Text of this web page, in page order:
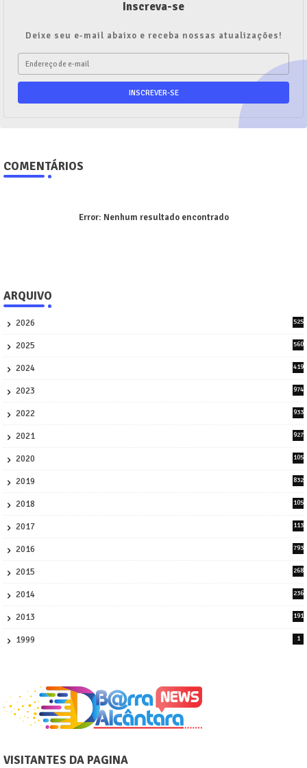
Inscreva-se
Deixe seu e-mail abaixo e receba nossas atualizações!
COMENTÁRIOS
Error: Nenhum resultado encontrado
ARQUIVO
2026
525
2025
560
2024
419
2023
974
2022
933
2021
927
2020
105
2019
832
2018
105
2017
113
2016
793
2015
268
2014
236
2013
191
1999 1
VISITANTES DA PAGINA